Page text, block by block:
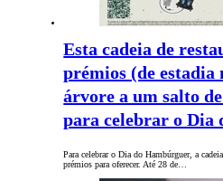
Esta cadeia de
prémios (de estadia
árvore a um salto
para celebrar o Dia
Para celebrar o Dia do Hambúrguer, a
prémios para oferecer. Até 28 de…